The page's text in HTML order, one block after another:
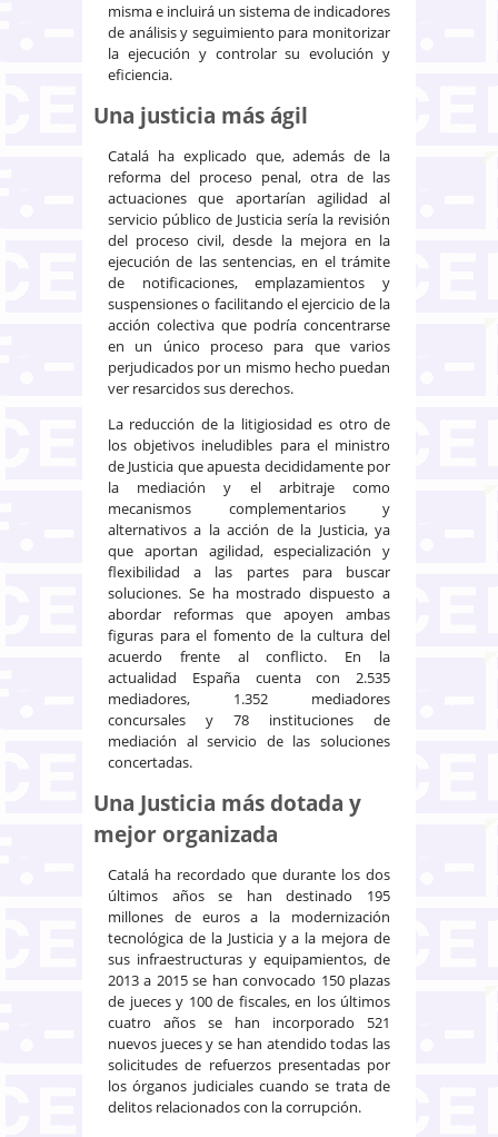
misma e incluirá un sistema de indicadores
de análisis y seguimiento para monitorizar
la ejecución y controlar su evolución y
eficiencia.
Una justicia más ágil
Catalá ha explicado que, además de la
reforma del proceso penal, otra de las
actuaciones que aportarían agilidad al
servicio público de Justicia sería la revisión
del proceso civil, desde la mejora en la
ejecución de las sentencias, en el trámite
de notificaciones, emplazamientos y
suspensiones o facilitando el ejercicio de la
acción colectiva que podría concentrarse
en un único proceso para que varios
perjudicados por un mismo hecho puedan
ver resarcidos sus derechos.
La reducción de la litigiosidad es otro de
los objetivos ineludibles para el ministro
de Justicia que apuesta decididamente por
la mediación y el arbitraje como
mecanismos complementarios y
alternativos a la acción de la Justicia, ya
que aportan agilidad, especialización y
flexibilidad a las partes para buscar
soluciones. Se ha mostrado dispuesto a
abordar reformas que apoyen ambas
figuras para el fomento de la cultura del
acuerdo frente al conflicto. En la
actualidad España cuenta con 2.535
mediadores, 1.352 mediadores
concursales y 78 instituciones de
mediación al servicio de las soluciones
concertadas.
Una Justicia más dotada y
mejor organizada
Catalá ha recordado que durante los dos
últimos años se han destinado 195
millones de euros a la modernización
tecnológica de la Justicia y a la mejora de
sus infraestructuras y equipamientos, de
2013 a 2015 se han convocado 150 plazas
de jueces y 100 de fiscales, en los últimos
cuatro años se han incorporado 521
nuevos jueces y se han atendido todas las
solicitudes de refuerzos presentadas por
los órganos judiciales cuando se trata de
delitos relacionados con la corrupción.